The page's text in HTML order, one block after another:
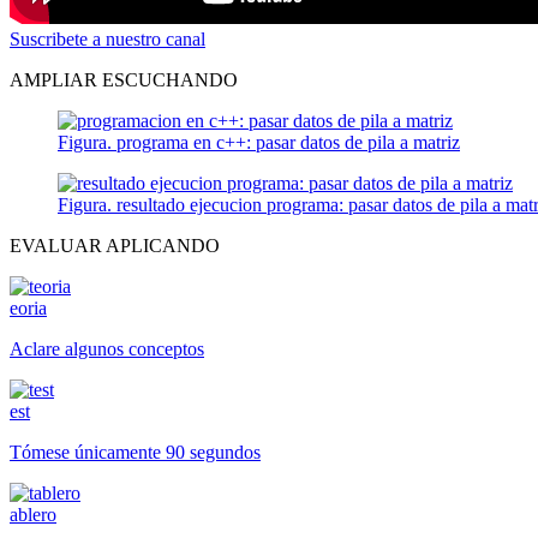
Suscribete a nuestro canal
AMPLIAR ESCUCHANDO
Figura. programa en c++: pasar datos de pila a matriz
Figura. resultado ejecucion programa: pasar datos de pila a
EVALUAR APLICANDO
eoria
Aclare algunos conceptos
est
Tómese únicamente 90 segundos
ablero